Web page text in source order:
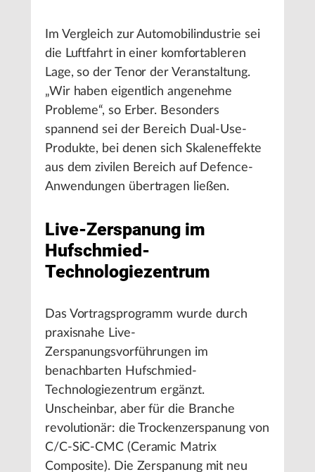
Im Vergleich zur Automobilindustrie sei
die Luftfahrt in einer komfortableren
Lage, so der Tenor der Veranstaltung.
„Wir haben eigentlich angenehme
Probleme“, so Erber. Besonders
spannend sei der Bereich Dual-Use-
Produkte, bei denen sich Skaleneffekte
aus dem zivilen Bereich auf Defence-
Anwendungen übertragen ließen.
Live-Zerspanung im
Hufschmied-
Technologiezentrum
Das Vortragsprogramm wurde durch
praxisnahe Live-
Zerspanungsvorführungen im
benachbarten Hufschmied-
Technologiezentrum ergänzt.
Unscheinbar, aber für die Branche
revolutionär: die Trockenzerspanung von
C/C-SiC-CMC (Ceramic Matrix
Composite). Die Zerspanung mit neu